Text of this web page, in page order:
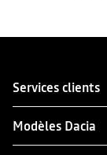
Services clients
Modèles Dacia